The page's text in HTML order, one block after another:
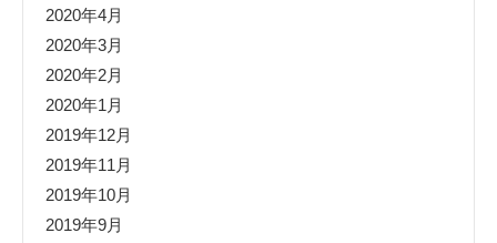
2020年4月
2020年3月
2020年2月
2020年1月
2019年12月
2019年11月
2019年10月
2019年9月